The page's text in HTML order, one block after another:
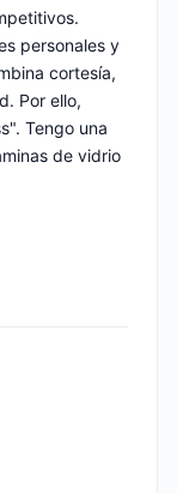
personales y
cortesía,
Por ello,
Tengo una
de vidrio